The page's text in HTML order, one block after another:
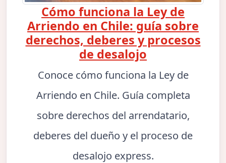
Cómo funciona la Ley de
Arriendo en Chile: guía sobre
derechos, deberes y procesos
de desalojo
Conoce cómo funciona la Ley de
Arriendo en Chile. Guía completa
sobre derechos del arrendatario,
deberes del dueño y el proceso de
desalojo express.